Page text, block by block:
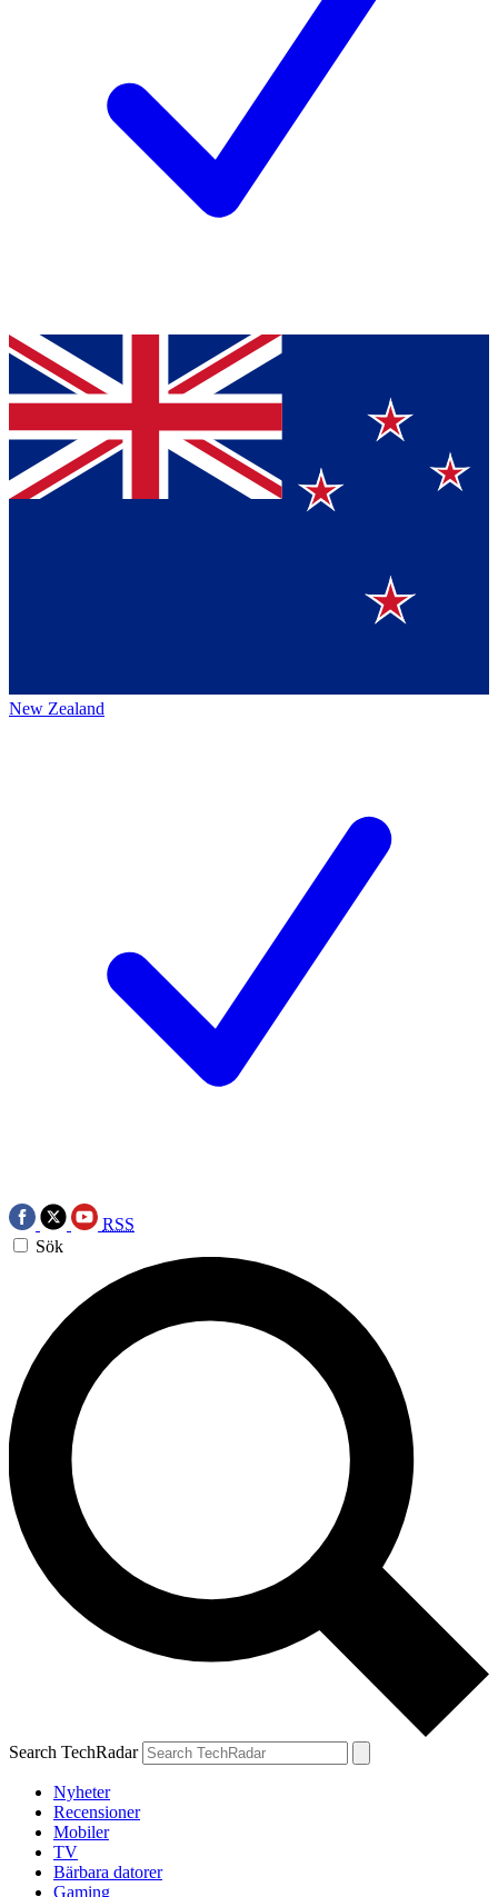
New Zealand
RSS
Sök
Search TechRadar
Nyheter
Recensioner
Mobiler
TV
Bärbara datorer
Gaming